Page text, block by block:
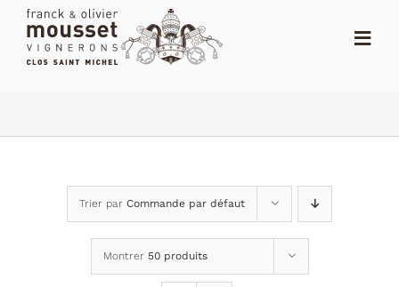
Passer
contenu
LE DOMAINE
Trier par Commande par défaut
Montrer 50 produits